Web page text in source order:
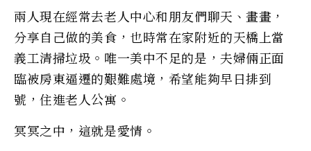
兩人現在經常去老人中心和朋友們聊天、畫畫，
分享自己做的美食，也時常在家附近的天橋上當
義工清掃垃圾。唯一美中不足的是，夫婦倆正面
臨被房東逼遷的艱難處境，希望能夠早日排到
號，住進老人公寓。
冥冥之中，這就是愛情。